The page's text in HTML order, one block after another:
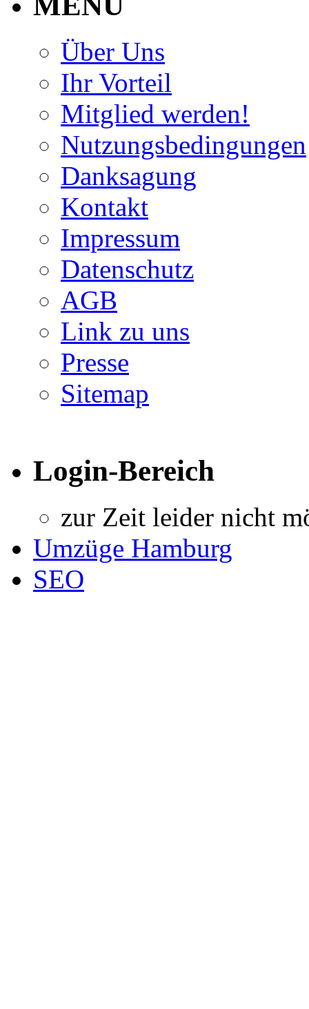
Über Uns
Ihr Vorteil
Mitglied werden!
Nutzungsbedingungen
Danksagung
Kontakt
Impressum
Datenschutz
AGB
Link zu uns
Presse
Sitemap
Login-Bereich
zur Zeit leider nicht
Umzüge Hamburg
SEO